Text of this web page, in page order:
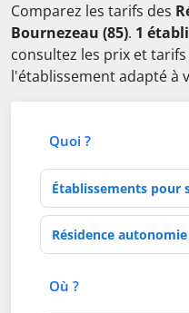
Comparez les tarifs des
Bournezeau (85). 1
consultez les prix et
l'établissement adapté à
Quoi ?
Type d'établissement
Activités de soins
Où ?